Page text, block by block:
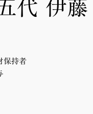
代 伊藤
保持者